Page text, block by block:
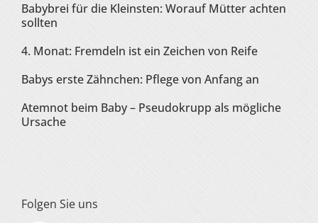
Babybrei für die Kleinsten: Worauf Mütter achten
sollten
4. Monat: Fremdeln ist ein Zeichen von Reife
Babys erste Zähnchen: Pflege von Anfang an
Atemnot beim Baby – Pseudokrupp als mögliche
Ursache
Folgen Sie uns